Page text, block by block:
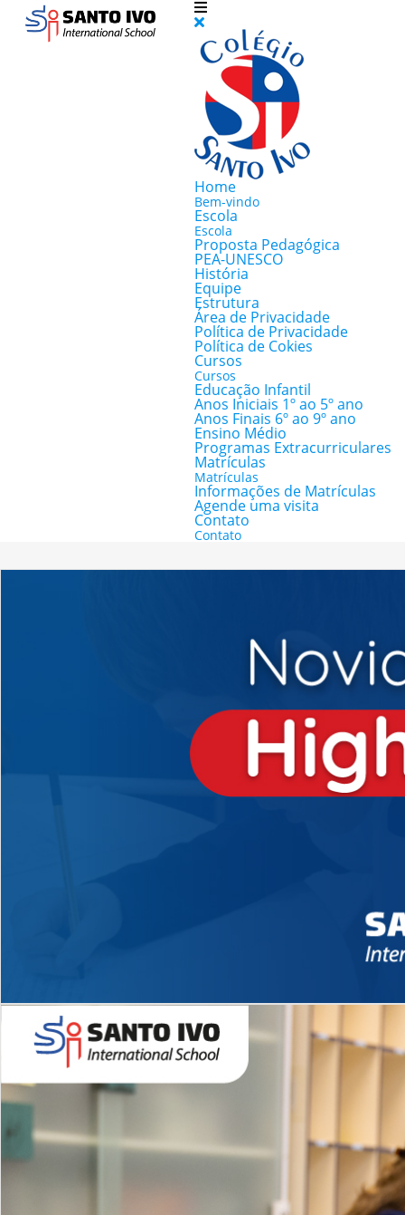
Home
Bem-vindo
Escola
Escola
Proposta Pedagógica
PEA-UNESCO
História
Equipe
Estrutura
Área de Privacidade
Política de Privacidade
Política de Cokies
Cursos
Cursos
Educação Infantil
Anos Iniciais 1º ao 5º ano
Anos Finais 6º ao 9º ano
Ensino Médio
Programas Extracurriculares
Matrículas
Matrículas
Informações de Matrículas
Agende uma visita
Contato
Contato
Novidades 2026 High School
EDUCAÇÃO INFANTIL
Inglês todos os dias